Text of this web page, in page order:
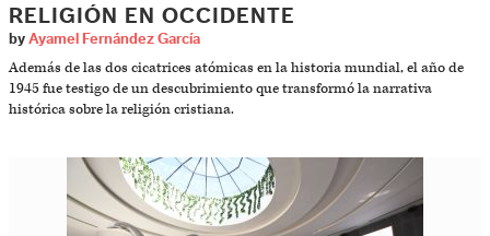
RELIGIÓN EN OCCIDENTE
by Ayamel Fernández García
Además de las dos cicatrices atómicas en la historia mundial, el año de
1945 fue testigo de un descubrimiento que transformó la narrativa
histórica sobre la religión cristiana.